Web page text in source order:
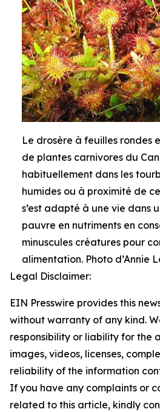
Le drosère à feuilles rondes
de plantes carnivores du
habituellement dans les
humides ou à proximité de
s’est adapté à une vie dans
pauvre en nutriments en
minuscules créatures pour
alimentation. Photo d’Annie
Legal Disclaimer:
EIN Presswire provides this
without warranty of any kind.
responsibility or liability for the
images, videos, licenses,
reliability of the information
If you have any complaints or
related to this article, kindly